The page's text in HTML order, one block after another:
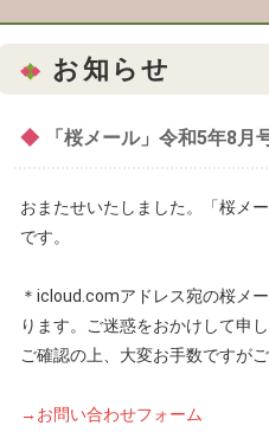
お知らせ
◆ 「桜メール」令和5年8月
おまたせいたしました。「桜メ
です。
＊icloud.comアドレス宛の桜メ
ります。ご迷惑をおかけして申
ご確認の上、大変お手数ですが
→お問い合わせフォーム